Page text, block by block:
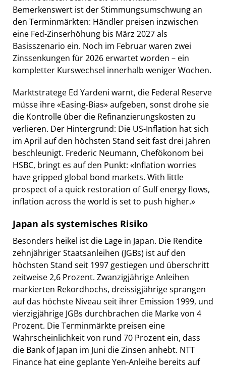
Bemerkenswert ist der Stimmungsumschwung an
den Terminmärkten: Händler preisen inzwischen
eine Fed-Zinserhöhung bis März 2027 als
Basisszenario ein. Noch im Februar waren zwei
Zinssenkungen für 2026 erwartet worden – ein
kompletter Kurswechsel innerhalb weniger Wochen.
Marktstratege Ed Yardeni warnt, die Federal Reserve
müsse ihre «Easing-Bias» aufgeben, sonst drohe sie
die Kontrolle über die Refinanzierungskosten zu
verlieren. Der Hintergrund: Die US-Inflation hat sich
im April auf den höchsten Stand seit fast drei Jahren
beschleunigt. Frederic Neumann, Chefökonom bei
HSBC, bringt es auf den Punkt: «Inflation worries
have gripped global bond markets. With little
prospect of a quick restoration of Gulf energy flows,
inflation across the world is set to push higher.»
Japan als systemisches Risiko
Besonders heikel ist die Lage in Japan. Die Rendite
zehnjähriger Staatsanleihen (JGBs) ist auf den
höchsten Stand seit 1997 gestiegen und überschritt
zeitweise 2,6 Prozent. Zwanzigjährige Anleihen
markierten Rekordhochs, dreissigjährige sprangen
auf das höchste Niveau seit ihrer Emission 1999, und
vierzigjährige JGBs durchbrachen die Marke von 4
Prozent. Die Terminmärkte preisen eine
Wahrscheinlichkeit von rund 70 Prozent ein, dass
die Bank of Japan im Juni die Zinsen anhebt. NTT
Finance hat eine geplante Yen-Anleihe bereits auf